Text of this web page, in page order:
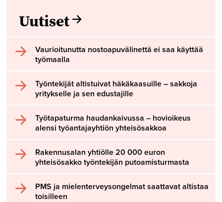
Uutiset
Vaurioitunutta nostoapuvälinettä ei saa käyttää
työmaalla
Työntekijät altistuivat häkäkaasuille – sakkoja
yritykselle ja sen edustajille
Työtapaturma haudankaivussa – hovioikeus
alensi työantajayhtiön yhteisösakkoa
Rakennusalan yhtiölle 20 000 euron
yhteisösakko työntekijän putoamisturmasta
PMS ja mielenterveysongelmat saattavat altistaa
toisilleen